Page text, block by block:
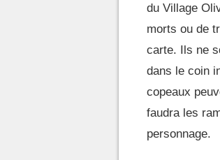
du Village
morts ou de
carte. Ils ne
dans le coin
copeaux
faudra les
personnage.